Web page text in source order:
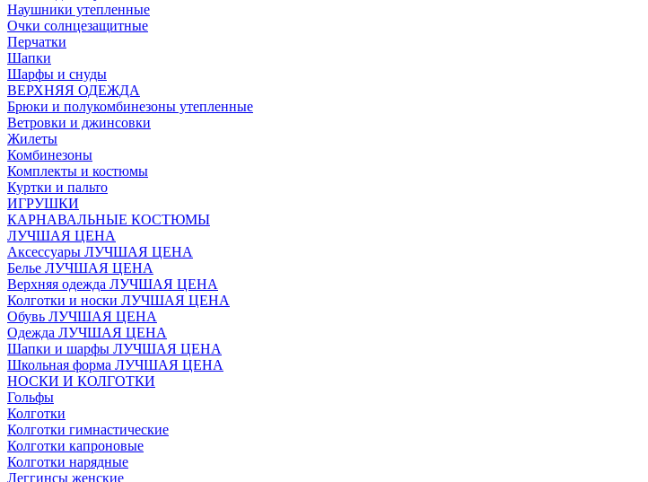
Наушники утепленные
Очки солнцезащитные
Перчатки
Шапки
Шарфы и снуды
ВЕРХНЯЯ ОДЕЖДА
Брюки и полукомбинезоны утепленные
Ветровки и джинсовки
Жилеты
Комбинезоны
Комплекты и костюмы
Куртки и пальто
ИГРУШКИ
КАРНАВАЛЬНЫЕ КОСТЮМЫ
ЛУЧШАЯ ЦЕНА
Аксессуары ЛУЧШАЯ ЦЕНА
Белье ЛУЧШАЯ ЦЕНА
Верхняя одежда ЛУЧШАЯ ЦЕНА
Колготки и носки ЛУЧШАЯ ЦЕНА
Обувь ЛУЧШАЯ ЦЕНА
Одежда ЛУЧШАЯ ЦЕНА
Шапки и шарфы ЛУЧШАЯ ЦЕНА
Школьная форма ЛУЧШАЯ ЦЕНА
НОСКИ И КОЛГОТКИ
Гольфы
Колготки
Колготки гимнастические
Колготки капроновые
Колготки нарядные
Леггинсы женские